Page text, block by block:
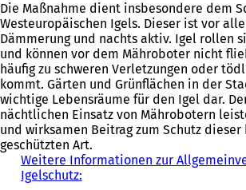
Die Maßnahme dient insbesondere dem
Westeuropäischen Igels. Dieser ist vor
Dämmerung und nachts aktiv. Igel rollen
und können vor dem Mähroboter nicht
häufig zu schweren Verletzungen oder
kommt. Gärten und Grünflächen in der
wichtige Lebensräume für den Igel dar.
nächtlichen Einsatz von Mährobotern
und wirksamen Beitrag zum Schutz dieser
geschützten Art.
Weitere Informationen zur
Igelschutz: